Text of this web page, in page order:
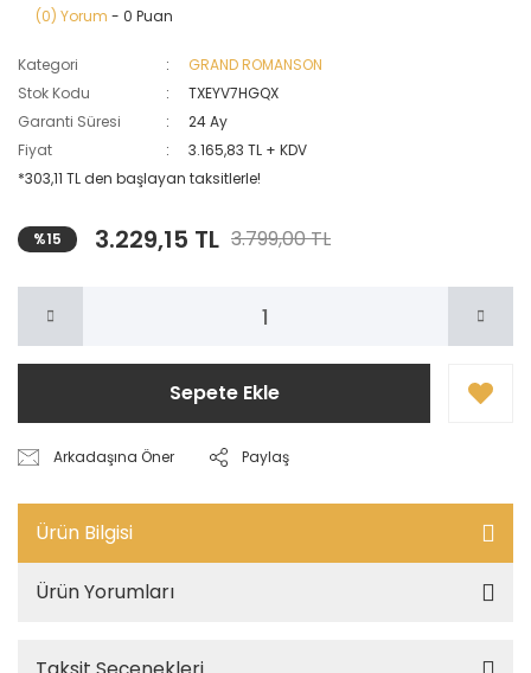
(0) Yorum - 0 Puan
Kategori
GRAND ROMANSON
Stok Kodu
TXEYV7HGQX
Garanti Süresi
24 Ay
Fiyat
3.165,83 TL + KDV
*303,11 TL den başlayan taksitlerle!
%15 3.229,15 TL 3.799,00 TL
Sepete Ekle
Arkadaşına Öner Paylaş
Ürün Bilgisi
Ürün Yorumları